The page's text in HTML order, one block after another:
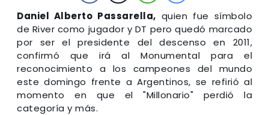
Daniel Alberto Passarella, quien fue símbolo
de River como jugador y DT pero quedó marcado
por ser el presidente del descenso en 2011,
confirmó que irá al Monumental para el
reconocimiento a los campeones del mundo
este domingo frente a Argentinos, se refirió al
momento en que el "Millonario" perdió la
categoría y más.